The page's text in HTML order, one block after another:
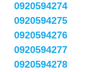
0920594274
0920594275
0920594276
0920594277
0920594278